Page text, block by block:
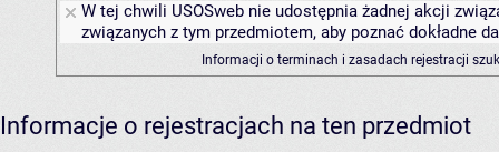
W tej chwili USOSweb nie udostępnia żadnej akcji
związanych z tym przedmiotem, aby poznać dokładne
Informacji o terminach i zasadach rejestracji
Informacje o rejestracjach na ten przedmiot